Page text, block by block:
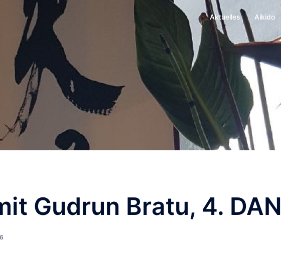
Aktuelles Aikido
Gudrun Bratu, 4. DAN